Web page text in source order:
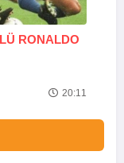
RONALDO
20:11